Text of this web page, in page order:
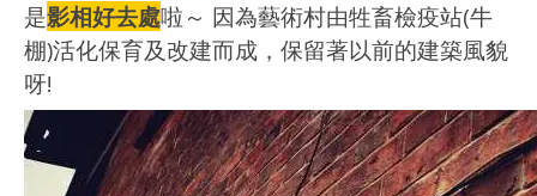
是影相好去處啦～ 因為藝術村由牲畜檢疫站(牛
棚)活化保育及改建而成，保留著以前的建築風貌
呀!